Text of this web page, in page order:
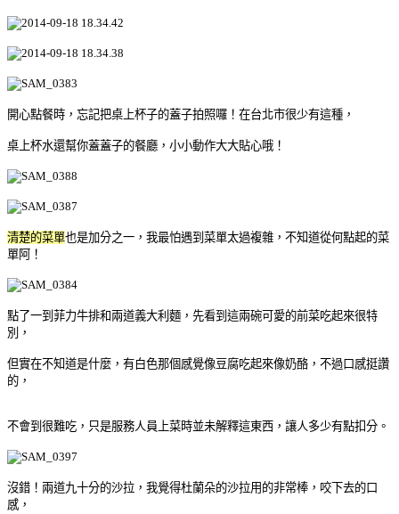
開心點餐時，忘記把桌上杯子的蓋子拍照囉！在台北市很少有這種，
桌上杯水還幫你蓋蓋子的餐廳，小小動作大大貼心哦！
清楚的菜單也是加分之一，我最怕遇到菜單太過複雜，不知道從何點起的菜
單阿！
點了一到菲力牛排和兩道義大利麵，先看到這兩碗可愛的前菜吃起來很特
別，
但實在不知道是什麼，有白色那個感覺像豆腐吃起來像奶酪，不過口感挺讚
的，
不會到很難吃，只是服務人員上菜時並未解釋這東西，讓人多少有點扣分。
沒錯！兩道九十分的沙拉，我覺得杜蘭朵的沙拉用的非常棒，咬下去的口
感，